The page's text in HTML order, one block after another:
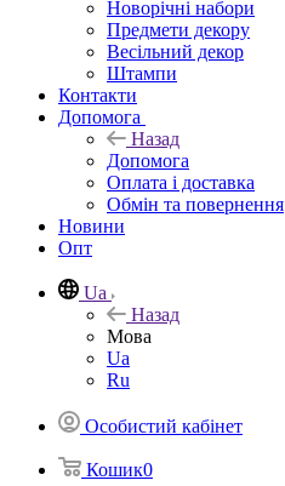
Новорічні набори
Предмети декору
Весільний декор
Штампи
Контакти
Допомога
Назад
Допомога
Оплата і доставка
Обмін та повернення
Новини
Опт
Ua
Назад
Мова
Ua
Ru
Особистий кабінет
Кошик0